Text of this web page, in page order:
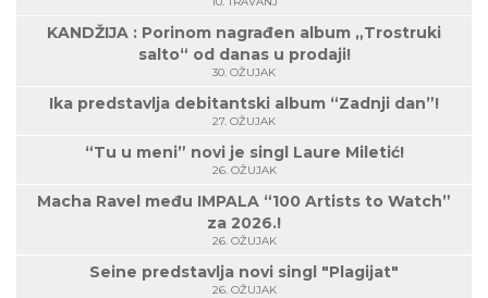
KANDŽIJA : Porinom nagrađen album „Trostruki
salto“ od danas u prodaji!
30. OŽUJAK
Ika predstavlja debitantski album “Zadnji dan”!
27. OŽUJAK
“Tu u meni” novi je singl Laure Miletić!
26. OŽUJAK
Macha Ravel među IMPALA “100 Artists to Watch”
za 2026.!
26. OŽUJAK
Seine predstavlja novi singl "Plagijat"
26. OŽUJAK